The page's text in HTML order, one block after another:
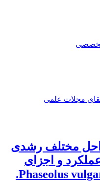
تخصصی
مجلات علمی
مختلف رشدی
و اجزای